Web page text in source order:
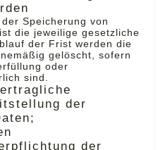
Speicherung von
die jeweilige gesetzliche
der Frist werden die
gelöscht, sofern
oder
sind.
der
der